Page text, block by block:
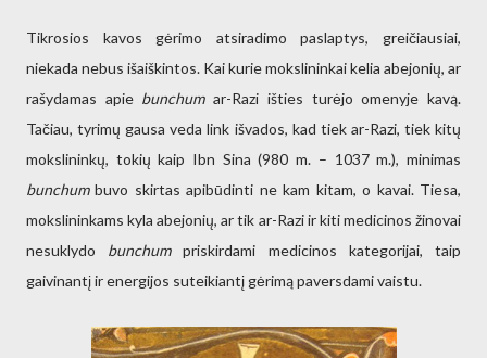
Tikrosios kavos gėrimo atsiradimo paslaptys, greičiausiai,
niekada nebus išaiškintos. Kai kurie mokslininkai kelia abejonių, ar
rašydamas apie bunchumar-Razi išties turėjo omenyje kavą.
Tačiau, tyrimų gausa veda link išvados, kad tiek ar-Razi, tiek kitų
mokslininkų, tokių kaip Ibn Sina (980 m. – 1037 m.), minimas
bunchumbuvo skirtas apibūdinti ne kam kitam, o kavai. Tiesa,
mokslininkams kyla abejonių, ar tik ar-Razi ir kiti medicinos žinovai
nesuklydo bunchumpriskirdami medicinos kategorijai, taip
gaivinantį ir energijos suteikiantį gėrimą paversdami vaistu.